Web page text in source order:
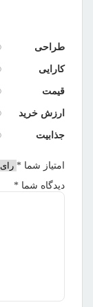
طراحی
کارایی
قیمت
ارزش خرید
جذابیت
امتیاز شما *
دیدگاه شما *